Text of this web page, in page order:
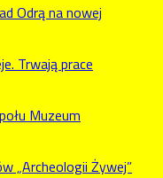
Odrą na nowej
Trwają prace
Muzeum
„Archeologii Żywej”